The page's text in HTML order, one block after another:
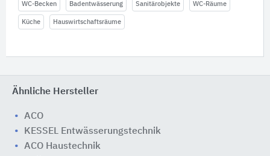
WC-Becken Badentwässerung Sanitärobjekte WC-Räume
Küche Hauswirtschaftsräume
Ähnliche Hersteller
ACO
KESSEL Entwässerungstechnik
ACO Haustechnik